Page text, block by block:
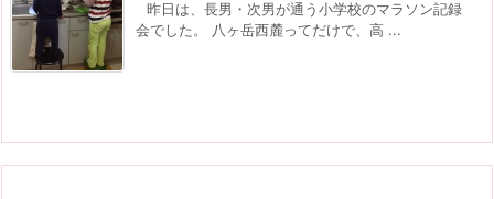
昨日は、長男・次男が通う小学校のマラソン記録
会でした。 八ヶ岳西麓ってだけで、高 ...